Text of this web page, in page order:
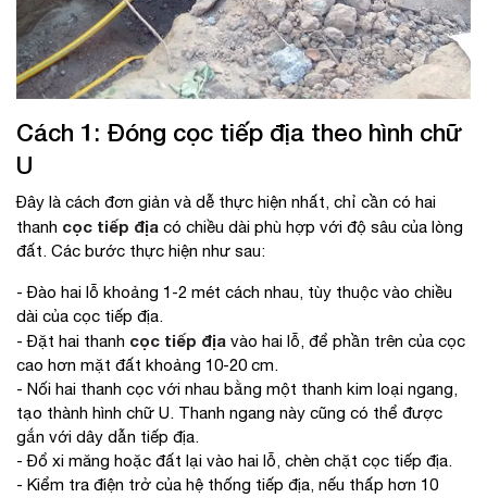
Cách 1: Đóng cọc tiếp địa theo hình chữ
U
Đây là cách đơn giản và dễ thực hiện nhất, chỉ cần có hai
thanh cọc tiếp địa có chiều dài phù hợp với độ sâu của lòng
đất. Các bước thực hiện như sau:
- Đào hai lỗ khoảng 1-2 mét cách nhau, tùy thuộc vào chiều
dài của cọc tiếp địa.
- Đặt hai thanh cọc tiếp địa vào hai lỗ, để phần trên của cọc
cao hơn mặt đất khoảng 10-20 cm.
- Nối hai thanh cọc với nhau bằng một thanh kim loại ngang,
tạo thành hình chữ U. Thanh ngang này cũng có thể được
gắn với dây dẫn tiếp địa.
- Đổ xi măng hoặc đất lại vào hai lỗ, chèn chặt cọc tiếp địa.
- Kiểm tra điện trở của hệ thống tiếp địa, nếu thấp hơn 10